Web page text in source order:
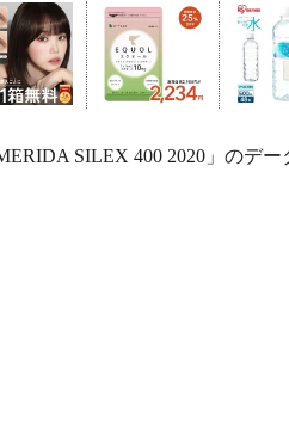
SILEX 400 2020」のデー